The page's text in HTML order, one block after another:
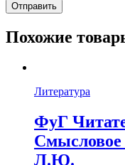
Похожие
Литература
ФуГ
Смысловое
Л.Ю.